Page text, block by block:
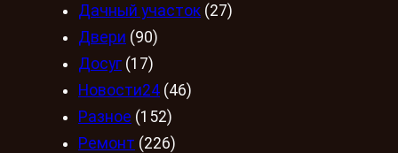
Дачный участок (27)
Двери (90)
Досуг (17)
Новости24 (46)
Разное (152)
Ремонт (226)